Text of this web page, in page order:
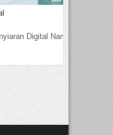
Digital Nama